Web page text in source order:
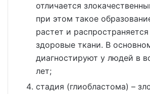
отличается
при этом такое
растет и
здоровые ткани. В
диагностируют у людей в
лет;
стадия (глиобластома) –